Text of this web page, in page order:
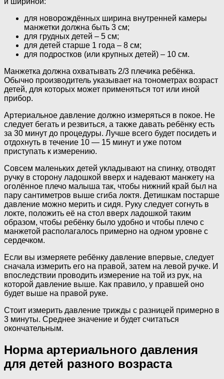
для новорождённых ширина внутренней камеры
манжетки должна быть 3 см;
для грудных детей – 5 см;
для детей старше 1 года – 8 см;
для подростков (или крупных детей) – 10 см.
Манжетка должна охватывать 2/3 плечика ребёнка.
Обычно производитель указывает на тонометрах возраст
детей, для которых может применяться тот или иной
прибор.
Артериальное давление должно измеряться в покое. Не
следует бегать и резвиться, а также давать ребёнку есть
за 30 минут до процедуры. Лучше всего будет посидеть и
отдохнуть в течение 10 — 15 минут и уже потом
приступать к измерению.
Совсем маленьких детей укладывают на спинку, отводят
ручку в сторону ладошкой вверх и надевают манжету на
оголённое плечо малыша так, чтобы нижний край был на
пару сантиметров выше сгиба локтя. Детишкам постарше
давление можно мерить и сидя. Руку следует согнуть в
локте, положить её на стол вверх ладошкой таким
образом, чтобы ребёнку было удобно и чтобы плечо с
манжетой располагалось примерно на одном уровне с
сердечком.
Если вы измеряете ребёнку давление впервые, следует
сначала измерить его на правой, затем на левой ручке. И
впоследствии проводить измерение на той из рук, на
которой давление выше. Как правило, у правшей оно
будет выше на правой руке.
Стоит измерить давление трижды с разницей примерно в
3 минуты. Среднее значение и будет считаться
окончательным.
Норма артериального давления
для детей разного возраста